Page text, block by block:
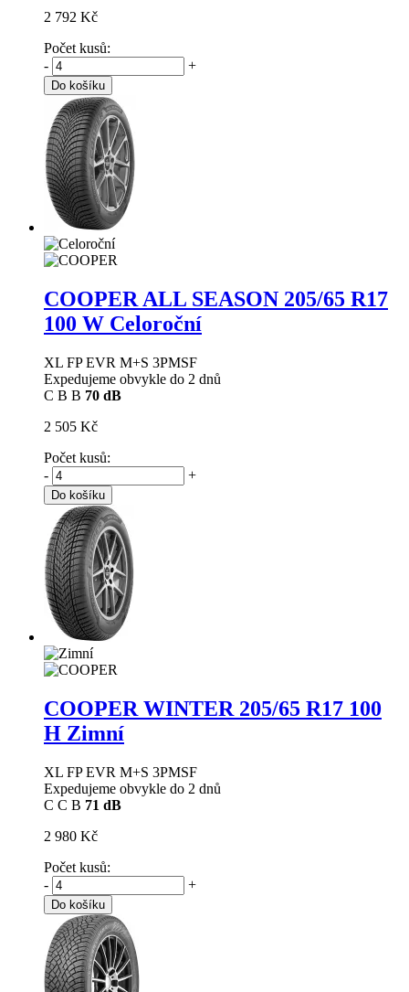
2 792 Kč
Počet kusů:
-
+
Do košíku
COOPER ALL SEASON 205/65 R17
100 W Celoroční
XL FP EVR M+S 3PMSF
Expedujeme obvykle do 2 dnů
C B B 70 dB
2 505 Kč
Počet kusů:
-
+
Do košíku
COOPER WINTER 205/65 R17 100
H Zimní
XL FP EVR M+S 3PMSF
Expedujeme obvykle do 2 dnů
C C B 71 dB
2 980 Kč
Počet kusů:
-
+
Do košíku